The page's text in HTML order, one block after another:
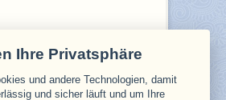
Ihre Privatsphäre
und andere Technologien, damit
und sicher läuft und um Ihre